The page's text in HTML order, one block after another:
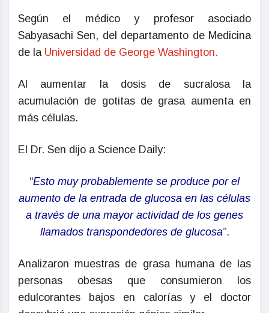
Según el médico y profesor asociado
Sabyasachi Sen, del departamento de Medicina
de la Universidad de George Washington.
Al aumentar la dosis de sucralosa la
acumulación de gotitas de grasa aumenta en
más células.
El Dr. Sen dijo a Science Daily:
“Esto muy probablemente se produce por el
aumento de la entrada de glucosa en las células
a través de una mayor actividad de los genes
llamados transpondedores de glucosa”.
Analizaron muestras de grasa humana de las
personas obesas que consumieron los
edulcorantes bajos en calorías y el doctor